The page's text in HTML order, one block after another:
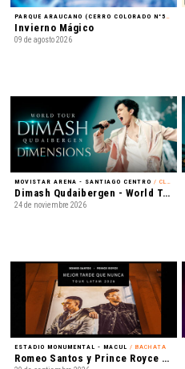
Invierno Mágico
09 de agosto 2026
MOVISTAR ARENA - SANTIAGO CENTRO / CLASSICAL CROSSOVER
Dimash Qudaibergen - World Tour: Dimensions
24 de noviembre 2026
ESTADIO MONUMENTAL - MACUL / BACHATA
Romeo Santos y Prince Royce - Mejor Tarde que Nunca